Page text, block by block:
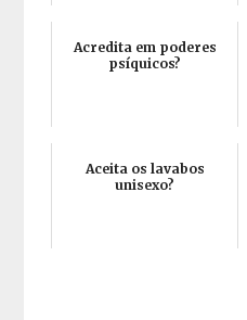
Acredita em poderes
psíquicos?
Aceita os lavabos
unisexo?